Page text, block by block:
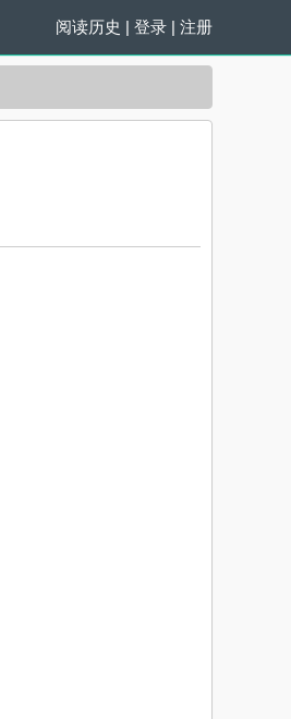
阅读历史 | 登录 | 注册